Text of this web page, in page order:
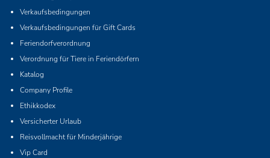
Verkaufsbedingungen
Verkaufsbedingungen für Gift Cards
Feriendorfverordnung
Verordnung für Tiere in Feriendörfern
Katalog
Company Profile
Ethikkodex
Versicherter Urlaub
Reisvollmacht für Minderjährige
Vip Card